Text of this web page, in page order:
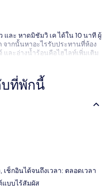
และ หาดมิชัมวิ เค ได้ใน 10 นาที ผู้
จากนั้นหาอะไรรับประทานที่ห้อง
และอ่างน้ำร้อนคือไฮไลท์เพิ่มเติม
บที่พักนี้
เช็กอินได้จนถึงเวลา: ตลอดเวลา
แบบไร้สัมผัส